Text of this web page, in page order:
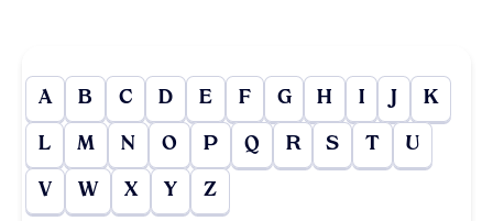
A B C D E F G H I J K
L M N O P Q R S T U
V W X Y Z